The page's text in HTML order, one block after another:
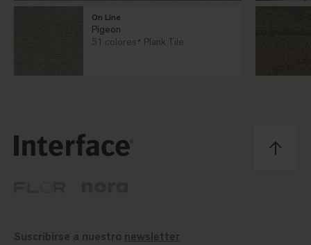
On Line
Pigeon
51 colores
Plank Tile
Suscribirse a nuestro newsletter